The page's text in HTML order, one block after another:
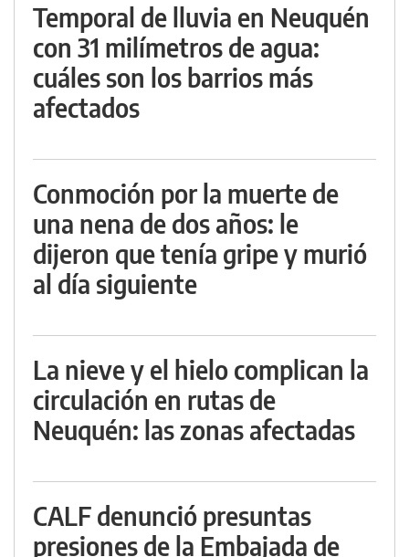
Temporal de lluvia en Neuquén
con 31 milímetros de agua:
cuáles son los barrios más
afectados
Conmoción por la muerte de
una nena de dos años: le
dijeron que tenía gripe y murió
al día siguiente
La nieve y el hielo complican la
circulación en rutas de
Neuquén: las zonas afectadas
CALF denunció presuntas
presiones de la Embajada de